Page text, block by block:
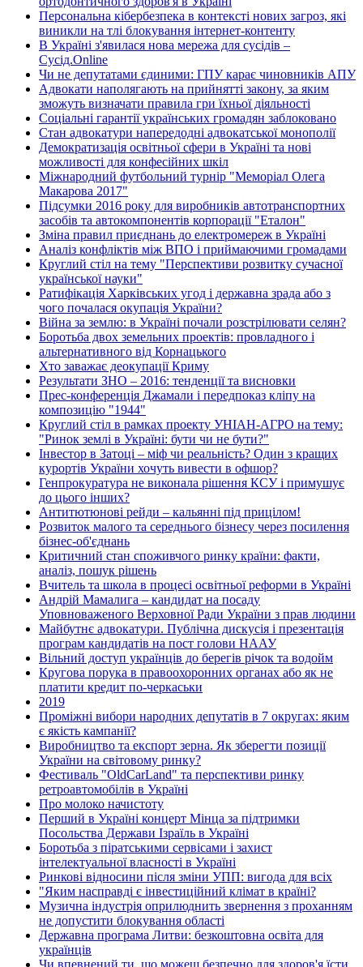
Персональна кібербезпека в контексті нових загроз, які
виникли на тлі блокування інтернет-контенту
В Україні з'явилася нова мережа для сусідів –
Сусід.Online
Чи не депутатами єдиними: ГПУ карає чиновників АПУ
Адвокати наполягають на прийнятті закону, за яким
зможуть визначати правила гри їхньої діяльності
Соціальні гарантії українських громадян заблоковано
Стан адвокатури напередодні адвокатської монополії
Демократизація освітньої сфери в Україні та нові
можливості для конфесійних шкіл
Міжнародний футбольний турнір "Меморіал Олега
Макарова 2017"
Підсумки 2016 року для виробників автотранспортних
засобів та автокомпонентів корпорації "Еталон"
Зміна правил приєднань до електромереж в Україні
Аналіз конфліктів між ВПО і приймаючими громадами
Круглий стіл на тему "Перспективи розвитку сучасної
української науки"
Ратифікація Харківських угод і державна зрада або з
чого почалася окупація України?
Війна за землю: в Україні почали розстрілювати селян?
Боротьба двох земельних проектів: провладного і
альтернативного від Корнацького
Хто заважає деокупації Криму
Результати ЗНО – 2016: тенденції та висновки
Прес-конференція Джамали і передпоказ кліпу на
композицію "1944"
Круглий стіл в рамках проекту УНІАН-АГРО на тему:
"Ринок землі в Україні: бути чи не бути?"
Інвестор в Затоці – міф чи реальність? Один з кращих
курортів України хочуть вивести в офшор?
Генпрокуратура не виконала рішення КСУ і примушує
до цього інших?
Антитютюнові рейди – кальянні під прицілом!
Розвиток малого та середнього бізнесу через посилення
бізнес-об'єднань
Критичний стан споживчого ринку країни: факти,
аналіз, пошук рішень
Вчитель та школа в процесі освітньої реформи в Україні
Андрій Мамалига – кандидат на посаду
Уповноваженого Верховної Ради України з прав людини
Майбутнє адвокатури. Публічна дискусія і презентація
програм кандидатів на пост голови НААУ
Вільний доступ українців до берегів річок та водойм
Кругова порука в правоохоронних органах або як не
платити кредит по-черкаськи
2019
Проміжні вибори народних депутатів в 7 округах: яким
є якість кампанії?
Виробництво та експорт зерна. Як зберегти позиції
України на світовому ринку?
Фестиваль "OldCarLand" та перспективи ринку
ретроавтомобілів в Україні
Про молоко начистоту
Перший в Україні концерт Мінца за підтримки
Посольства Держави Ізраїль в Україні
Боротьба з піратськими сервісами і захист
інтелектуальної власності в Україні
Ринкові відносини після зміни УПП: вигода для всіх
"Яким насправді є інвестиційний клімат в країні?
Музична індустрія оприлюднить звернення з проханням
не допустити блокування області
Державна програма Литви: безкоштовна освіта для
українців
Чи впевнений ти, що можеш безпечно для здоров'я їсти